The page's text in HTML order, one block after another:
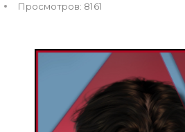
Просмотров: 8161